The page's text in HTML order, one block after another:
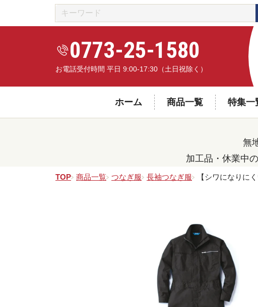
0773-25-1580
お電話受付時間 平日 9:00-17:30（土日祝除く）
ホーム 商品一覧 特集一
無
加工品・休業中
TOP 商品一覧 つなぎ服 長袖つなぎ服 【シワになりに